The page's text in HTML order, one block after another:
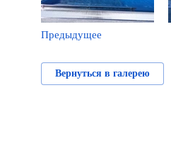
Предыдущее
Вернуться в галерею